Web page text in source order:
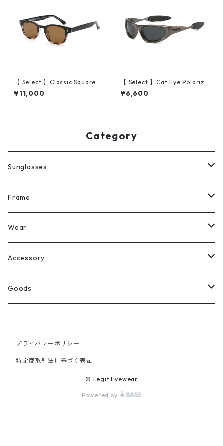
【 Select 】Classic Square F
rame High Quality Sunglass
es (Black Demi/Beige)
¥11,000
【 Select 】Cat Eye Polarize
d Wide Lens Sunglasses (Gu
n grey)
¥6,600
Category
Sunglasses
All
Legit Eyewear
Select
Frame
ボストン
ウェリントン
スクエア
ラウンド
Wear
All
Tee
Sewat
Accessory
Ring
Silver
Bracelet
Goods
Cap
プライバシーポリシー
特定商取引法に基づく表記
© Legit Eyewear
Powered by